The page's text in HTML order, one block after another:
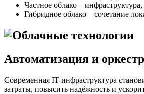
Частное облако –
Гибридное облако – сочетание
Автоматизация и
Современная IT-инфраструктура
затраты, повысить надёжность и